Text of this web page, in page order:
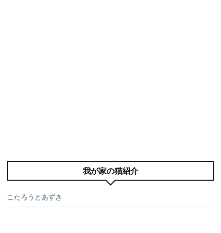
我が家の猫紹介
こたろうとあずき